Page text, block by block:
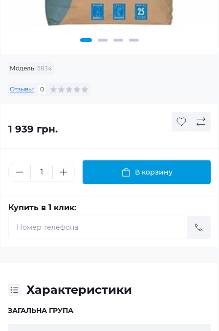
Модель: 5834
Отзывы: 0
1 939 грн.
В корзину
Купить в 1 клик:
Характеристики
ЗАГАЛЬНА ГРУПА